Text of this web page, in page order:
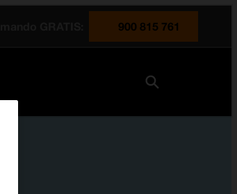
900 815 761